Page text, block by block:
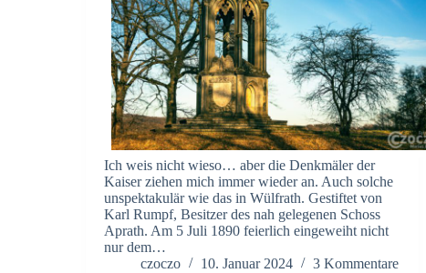
Ich weis nicht wieso… aber die Denkmäler der
Kaiser ziehen mich immer wieder an. Auch solche
unspektakulär wie das in Wülfrath. Gestiftet von
Karl Rumpf, Besitzer des nah gelegenen Schoss
Aprath. Am 5 Juli 1890 feierlich eingeweiht nicht
nur dem…
czoczo
10. Januar 2024 3 Kommentare